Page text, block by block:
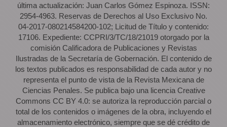
última actualización: Juan Carlos Gómez Espinoza. ISSN:
2954-4963. Reservas de Derechos al Uso Exclusivo No.
04-2017-080214584200-102; Licitud de Título y contenido:
17106. Expediente: CCPRI/3/TC/18/21019 otorgado por la
comisión Calificadora de Publicaciones y Revistas
Ilustradas de la Secretaría de Gobernación. El contenido de
los textos publicados es responsabilidad de cada autor y no
representa el punto de vista de la Revista Mexicana de
Ciencias Penales. Se publica bajo una licencia Creative
Commons CC BY 4.0: se autoriza la reproducción parcial o
total de los contenidos o imágenes de la obra, incluyendo el
almacenamiento electrónico, siempre que se dé crédito de